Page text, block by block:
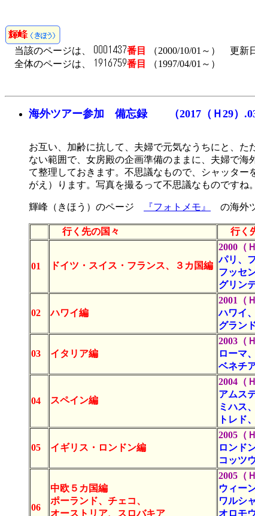
当該のページは、 番目 （2000/10/01～） 更新
全体のページは、
番目 （1997/04/01～）
海外ツアー参加 備忘録 （2017（Ｈ29
お互い、加齢に抗して、夫婦で元気なうちにと、
ない範囲で、女房殿の企画準備のままに、夫婦で
て整理しておきます。不思議なもので、シャッタ
がえ）ります。写真を撮るって不思議なものですね
輝峰（きほう）のページ 『フォトメモ』 の海外
行く先の国々 行く
01 ドイツ・スイス・フランス、３カ国編
2000（
パリ、
フッセ
グリン
02 ハワイ編
2001（
ハワイ
グラン
03 イタリア編
2003（
ローマ
ベネチ
04 スペイン編
2004（
アムス
ミハス
トレド
05 イギリス・ロンドン編
2005（
ロンド
コッツ
06
中欧５カ国編
ポーランド、チェコ、
オーストリア、スロバキア
2005（
ウィー
ワルシ
オロモ